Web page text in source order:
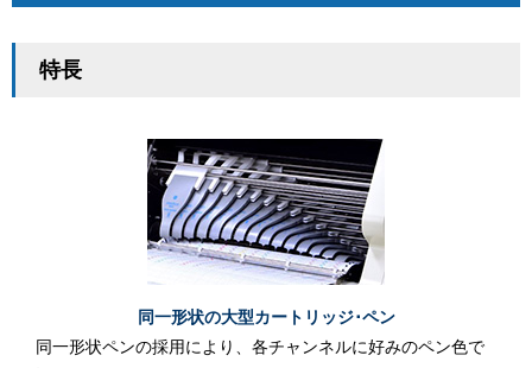
特長
同一形状の大型カートリッジ･ペン
同一形状ペンの採用により、各チャンネルに好みのペン色で